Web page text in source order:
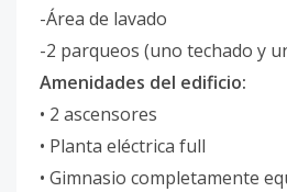
-Área de lavado
-2 parqueos (uno techado y
Amenidades del edificio:
• 2 ascensores
• Planta eléctrica full
• Gimnasio completamente